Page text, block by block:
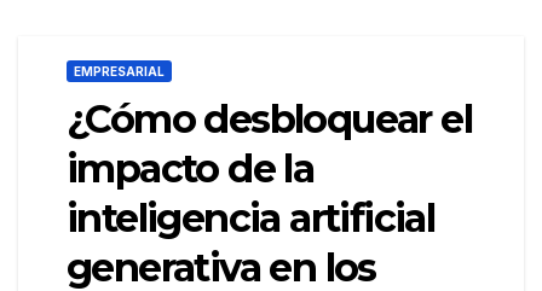
EMPRESARIAL
¿Cómo desbloquear el
impacto de la
inteligencia artificial
generativa en los